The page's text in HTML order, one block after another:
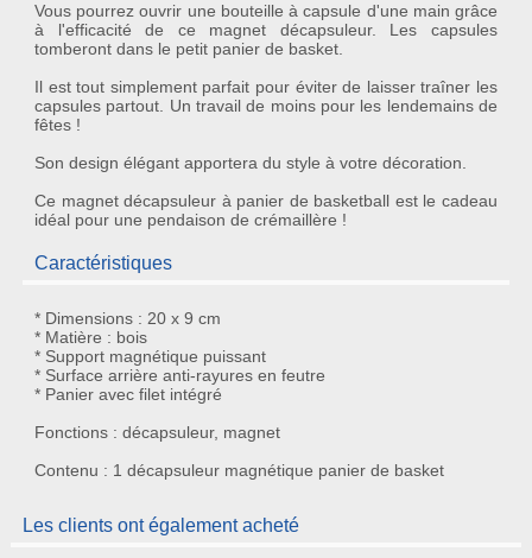
Vous pourrezouvrir une bouteille à capsule d'une main grâce
à l'efficacité de ce magnet décapsuleur. Les capsules
tomberont dans le petit panier de basket.
Il est tout simplement parfait pour éviter de laisser traîner les
capsules partout. Un travail de moins pour les lendemains de
fêtes !
Son design élégant apportera du style à votre décoration.
Ce magnet décapsuleur à panier de basketball est lecadeau
idéalpour une pendaison de crémaillère !
Caractéristiques
* Dimensions : 20 x 9 cm
* Matière : bois
* Support magnétique puissant
* Surface arrière anti-rayures en feutre
* Panier avec filet intégré
Fonctions : décapsuleur, magnet
Contenu : 1 décapsuleur magnétique panier de basket
Les clients ont également acheté